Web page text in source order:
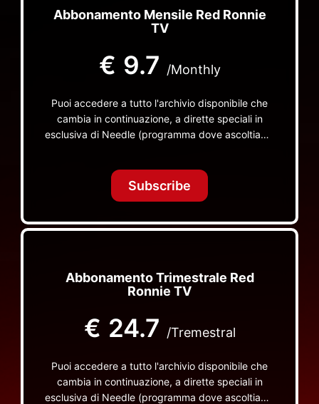
Abbonamento Mensile Red Ronnie
TV
€ 9.7 /Monthly
Puoi accedere a tutto l'archivio disponibile che
cambia in continuazione, a dirette speciali in
esclusiva di Needle (programma dove ascoltiamo
TV non visibili da nessuna altra parte
Subscribe
Abbonamento Trimestrale Red
Ronnie TV
€ 24.7 /Tremestral
Puoi accedere a tutto l'archivio disponibile che
cambia in continuazione, a dirette speciali in
esclusiva di Needle (programma dove ascoltiamo